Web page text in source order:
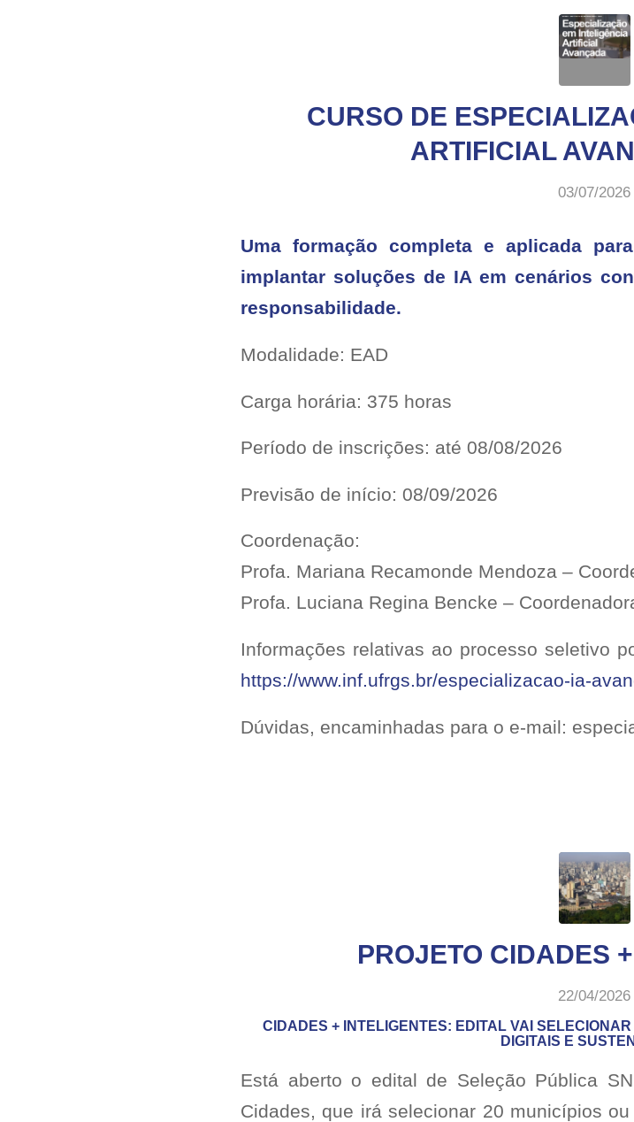
CURSO DE
ARTIFICIAL
03/07/2026
Uma formação completa e aplicada
implantar soluções de IA em cenários
responsabilidade.
Modalidade: EAD
Carga horária: 375 horas
Período de inscrições: até 08/08/2026
Previsão de início: 08/09/2026
Coordenação:
Profa. Mariana Recamonde Mendoza –
Profa. Luciana Regina Bencke –
Informações relativas ao processo seletivo
https://www.inf.ufrgs.br/especializacao-ia-
Dúvidas, encaminhadas para o e-mail:
PROJETO CIDADES
22/04/2026
CIDADES + INTELIGENTES: EDITAL VAI
DIGITAIS E
Está aberto o edital de Seleção Pública
Cidades, que irá selecionar 20 municípios